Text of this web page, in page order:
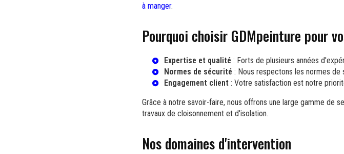
à manger.
Pourquoi choisir GDMpeinture pour
Expertise et qualité : Forts de plusieurs années
Normes de sécurité : Nous respectons les normes
Engagement client : Votre satisfaction est notre
Grâce à notre savoir-faire, nous offrons une large gamme de
travaux de cloisonnement et d'isolation.
Nos domaines d'intervention